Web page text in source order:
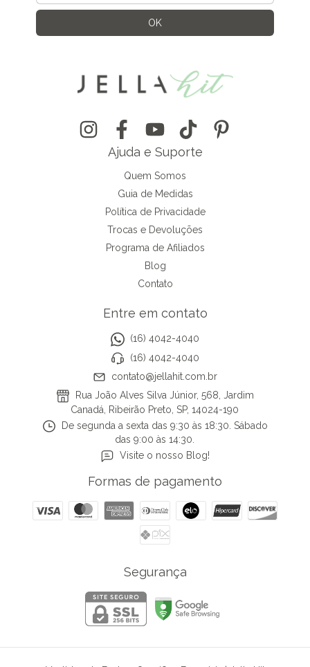
Ajuda e Suporte
Quem Somos
Guia de Medidas
Política de Privacidade
Trocas e Devoluções
Programa de Afiliados
Blog
Contato
Entre em contato
(16) 4042-4040
(16) 4042-4040
contato@jellahit.com.br
Rua João Alves Silva Júnior, 568, Jardim
Canadá, Ribeirão Preto, SP, 14024-190
De segunda a sexta das 9:30 às 18:30. Sábado
das 9:00 às 14:30.
Visite o nosso Blog!
Formas de pagamento
Segurança